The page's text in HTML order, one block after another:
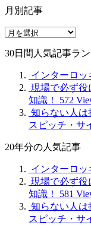
種
別
月別記事
月
記
30日間人気記事ラ
インターロ
現場で必ず役
知識！
572
知らない人は
スピッチ・サ
20年分の人気記事
インターロ
現場で必ず役
知識！
581
知らない人は
スピッチ・サ